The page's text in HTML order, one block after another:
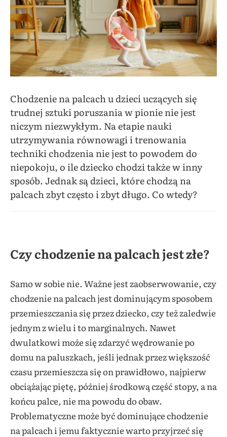
Chodzenie na palcach u dzieci uczących się
trudnej sztuki poruszania w pionie nie jest
niczym niezwykłym. Na etapie nauki
utrzymywania równowagi i trenowania
techniki chodzenia nie jest to powodem do
niepokoju, o ile dziecko chodzi także w inny
sposób. Jednak są dzieci, które chodzą na
palcach zbyt często i zbyt długo. Co wtedy?
Czy chodzenie na palcach jest złe?
Samo w sobie nie. Ważne jest zaobserwowanie, czy
chodzenie na palcach jest dominującym sposobem
przemieszczania się przez dziecko, czy też zaledwie
jednym z wielu i to marginalnych. Nawet
dwulatkowi może się zdarzyć wędrowanie po
domu na paluszkach, jeśli jednak przez większość
czasu przemieszcza się on prawidłowo, najpierw
obciążając piętę, później środkową część stopy, a na
końcu palce, nie ma powodu do obaw.
Problematyczne może być dominujące chodzenie
na palcach i jemu faktycznie warto przyjrzeć się